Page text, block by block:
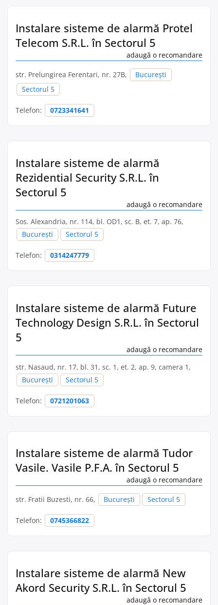
Instalare sisteme de alarmă Protel
Telecom S.R.L. în Sectorul 5
adaugă o recomandare
str. Prelungirea Ferentari, nr. 27B,
București
Sectorul 5
Telefon: 0723341641
Instalare sisteme de alarmă
Rezidential Security S.R.L. în
Sectorul 5
adaugă o recomandare
Sos. Alexandria, nr. 114, bl. OD1, sc. B, et. 7, ap. 76,
București
Sectorul 5
Telefon: 0314247779
Instalare sisteme de alarmă Future
Technology Design S.R.L. în Sectorul
5
adaugă o recomandare
str. Nasaud, nr. 17, bl. 31, sc. 1, et. 2, ap. 9, camera 1,
București
Sectorul 5
Telefon: 0721201063
Instalare sisteme de alarmă Tudor
Vasile. Vasile P.F.A. în Sectorul 5
adaugă o recomandare
str. Fratii Buzesti, nr. 66, București Sectorul 5
Telefon: 0745366822
Instalare sisteme de alarmă New
Akord Security S.R.L. în Sectorul 5
adaugă o recomandare